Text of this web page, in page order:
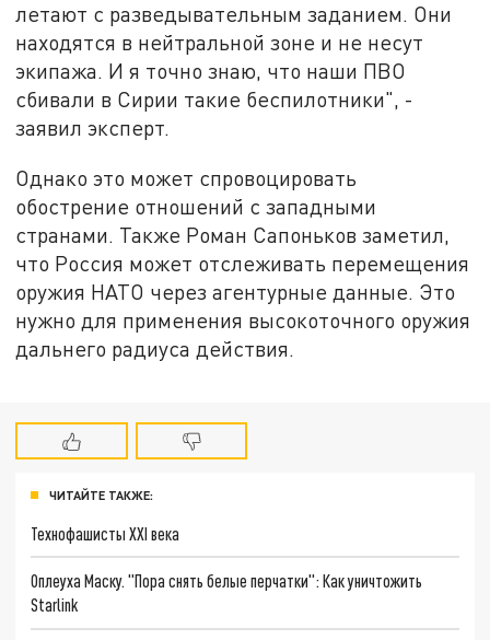
летают с разведывательным заданием. Они
находятся в нейтральной зоне и не несут
экипажа. И я точно знаю, что наши ПВО
сбивали в Сирии такие беспилотники", -
заявил эксперт.
Однако это может спровоцировать
обострение отношений с западными
странами. Также Роман Сапоньков заметил,
что Россия может отслеживать перемещения
оружия НАТО через агентурные данные. Это
нужно для применения высокоточного оружия
дальнего радиуса действия.
ЧИТАЙТЕ ТАКЖЕ:
Технофашисты XXI века
Оплеуха Маску. "Пора снять белые перчатки": Как уничтожить
Starlink